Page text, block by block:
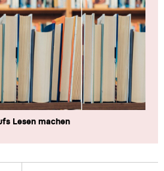
Lesen machen